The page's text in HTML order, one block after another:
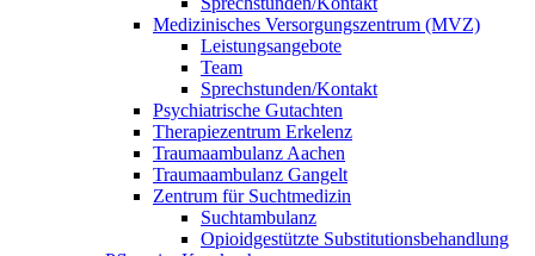
Medizinisches Versorgungszentrum (MVZ)
Leistungsangebote
Team
Sprechstunden/Kontakt
Psychiatrische Gutachten
Therapiezentrum Erkelenz
Traumaambulanz Aachen
Traumaambulanz Gangelt
Zentrum für Suchtmedizin
Suchtambulanz
Opioidgestützte Substitutionsbehandlung